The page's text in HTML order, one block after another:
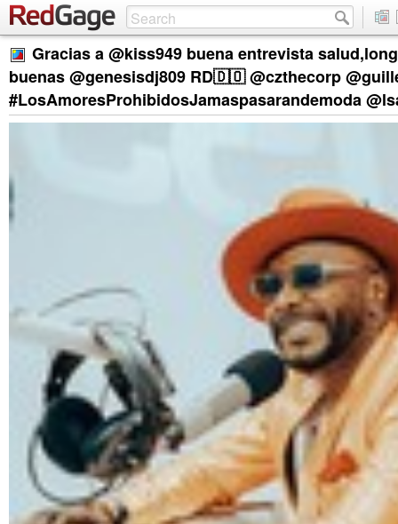
Gracias a @kiss949 buena entrevista
buenas @genesisdj809 RD🇩🇴 @czthecorp
#LosAmoresProhibidosJamaspasarandemoda